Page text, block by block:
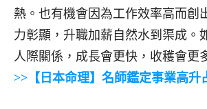
熱。也有機會因為工作效率高而創
力彰顯，升職加薪自然水到渠成。
人際關係，成長會更快，收穫會更
>>【日本命理】名師鑑定事業高升